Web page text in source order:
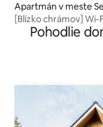
Apartmán v meste
[Blízko chrámov] Wi-
Pohodlie